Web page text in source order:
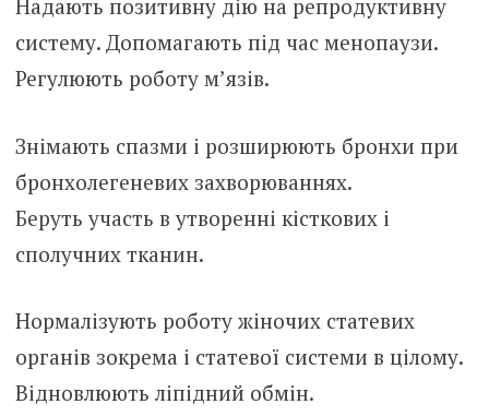
Надають позитивну дію на репродуктивну
систему. Допомагають під час менопаузи.
Регулюють роботу м’язів.
Знімають спазми і розширюють бронхи при
бронхолегеневих захворюваннях.
Беруть участь в утворенні кісткових і
сполучних тканин.
Нормалізують роботу жіночих статевих
органів зокрема і статевої системи в цілому.
Відновлюють ліпідний обмін.